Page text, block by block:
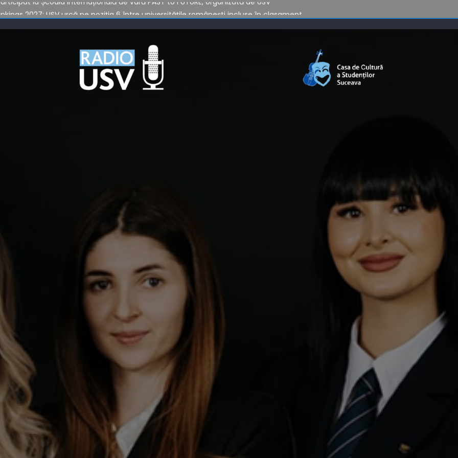
2027: USV urcă pe poziția 6 între universitățile românești incluse în clasament
generații la Marșul Absolvenților USV 2026
inovatori, reuniți la USV Alumni Entrepreneur Conference
la Școala internațională de vară PAST to FUTURE, organizată de USV